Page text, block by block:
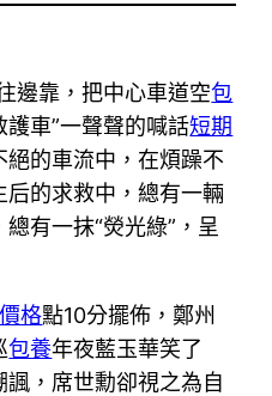
邊靠，把中心車道空包
護車”一聲聲的喊話短期
絕的車流中，在煩躁不
的求救中，總有一輛
有一抹“熒光綠”，呈
格點10分擺佈，鄭州
包養年夜藍玉華笑了
諷，席世勳卻視之為自